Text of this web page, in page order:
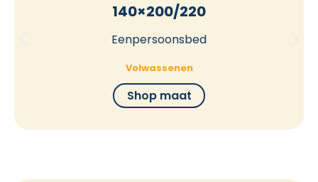
140×200/220
Eenpersoonsbed
Volwassenen
Shop maat